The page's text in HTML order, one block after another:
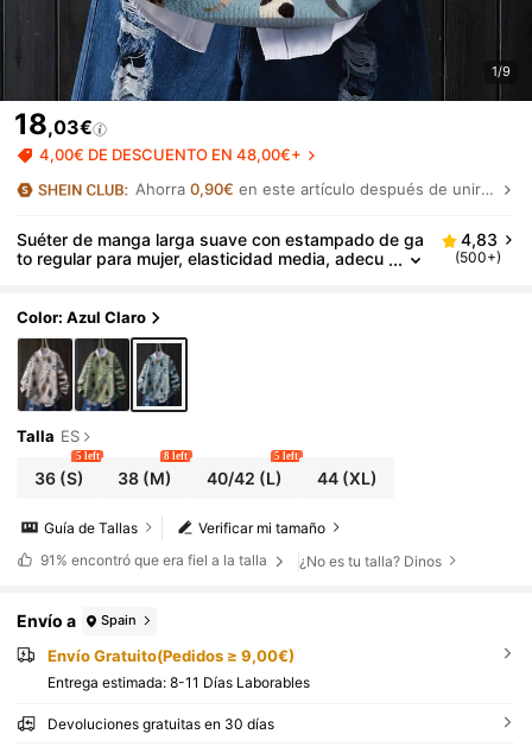
1/9
18,03€
4,00€ DE DESCUENTO EN 48,00€+
Ahorra 0,90€ en este artículo después de unirte.
Suéter de manga larga suave con estampado de ga
to regular para mujer, elasticidad media, adecu
4,83
(500+)
Color: Azul Claro
Talla ES
36(S)
5 left
38 (M)
8 left
40/42 (L)
5 left
44(XL)
Verificar mi tamaño
Guía de Tallas
91% encontró que era fiel a la talla ¿No es tu talla? Dinos
Envío a Spain
Envío Gratuito(Pedidos ≥ 9,00€)
Entrega estimada: 8-11 Días Laborables
Devoluciones gratuitas en 30 días